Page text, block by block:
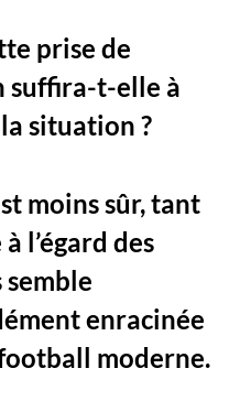
prise de
suffira-t-elle à
situation ?
moins sûr, tant
l’égard des
enracinée
moderne.